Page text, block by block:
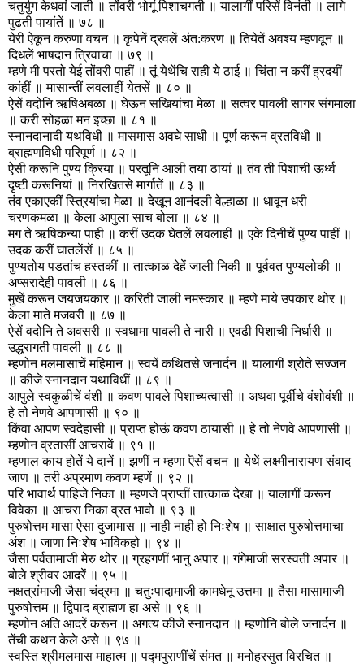
चतुर्युग केधवां जाती ॥ तोंवरी भोगूं पिशाचगती ॥ यालागीं परिसें विनंती ॥ लागे
पुढती पायांतें ॥ ७८ ॥
येरी ऐकून करुणा वचन ॥ कृपेनें द्रवलें अंत:करण ॥ तियेतें अवश्य म्हणवून ॥
दिधलें भाषदान त्रिवाचा ॥ ७९ ॥
म्हणे मी परतो येई तोंवरी पाहीं ॥ तूं येथेंचि राही ये ठाई ॥ चिंता न करीं ह्रदयीं
कांहीं ॥ मासान्तीं लवलाहीं येतसें ॥ ८० ॥
ऐसें वदोनि ऋषिअबळा ॥ घेऊन सखियांचा मेळा ॥ सत्वर पावली सागर संगमाला
॥ करी सोहळा मन इच्छा ॥ ८१ ॥
स्नानदानादी यथविधी ॥ मासमास अवघे साधी ॥ पूर्ण करून व्रतविधी ॥
ब्राह्मणविधी परिपूर्ण ॥ ८२ ॥
ऐसी करूनि पुण्य क्रिया ॥ परतूनि आली तया ठायां ॥ तंव ती पिशाची ऊर्ध्व
दृष्टी करूनियां ॥ निरखितसे मार्गातें ॥ ८३ ॥
तंव एकाएकीं स्त्रियांचा मेळा ॥ देखून आनंदली वेल्हाळा ॥ धावून धरी
चरणकमळा ॥ केला आपुला साच बोला ॥ ८४ ॥
मग ते ऋषिकन्या पाही ॥ करीं उदक घेतलें लवलाहीं ॥ एके दिनीचें पुण्य पाहीं ॥
उदक करीं घातलेंसें ॥ ८५ ॥
पुण्यतोय पडतांच हस्तकीं ॥ तात्काळ देहें जाली निकी ॥ पूर्ववत पुण्यलोकी ॥
अप्सरादेही पावली ॥ ८६ ॥
मुखें करून जयजयकार ॥ करिती जाली नमस्कार ॥ म्हणे माये उपकार थोर ॥
केला माते मजवरी ॥ ८७ ॥
ऐसें वदोनि ते अवसरी ॥ स्वधामा पावली ते नारी ॥ एवढी पिशाची निर्धारी ॥
उद्धरागती पावली ॥ ८८ ॥
म्हणोन मलमासाचें महिमान ॥ स्वयें कथितसे जनार्दन ॥ यालागीं श्रोते सज्जन
॥ कीजे स्नानदान यथाविधीं ॥ ८९ ॥
आपुले स्वकुळीचें वंशी ॥ कवण पावले पिशाच्यत्वासी ॥ अथवा पूर्वीचे वंशोवंशी ॥
हे तो नेणवे आपणासी ॥ ९० ॥
किंवा आपण स्वदेहासी ॥ प्राप्त होऊं कवण ठायासी ॥ हे तो नेणवे आपणासी ॥
म्हणोन व्रतासीं आचरावें ॥ ९१ ॥
म्हणाल काय होतें ये दानें ॥ झणीं न म्हणा ऎसें वचन ॥ येथें लक्ष्मीनारायण संवाद
जाण ॥ तरी अप्रमाण कवण म्हणें ॥ ९२ ॥
परि भावार्थ पाहिजे निका ॥ म्हणजे प्राप्तीं तात्काळ देखा ॥ यालागीं करून
विवेका ॥ आचरा निका व्रत भावो ॥ ९३ ॥
पुरुषोत्तम मासा ऐसा दुजामास ॥ नाही नाही हो निःशेष ॥ साक्षात पुरुषोत्तमाचा
अंश ॥ जाणा निःशेष भाविकहो ॥ ९४ ॥
जैसा पर्वतामाजी मेरु थोर ॥ ग्रहगणीं भानु अपार ॥ गंगेमाजी सरस्वती अपार ॥
बोले श्रीवर आदरें ॥ ९५ ॥
नक्षत्रांमाजी जैसा चंद्रमा ॥ चतुःपादामाजी कामधेनू उत्तमा ॥ तैसा मासामाजी
पुरुषोत्तम ॥ द्विपाद ब्राह्मण हा असे ॥ ९६ ॥
म्हणोन अति आदरें करून ॥ अगत्य कीजे स्नानदान ॥ म्हणोनि बोले जनार्दन ॥
तेंची कथन केले असे ॥ ९७ ॥
स्वस्ति श्रीमलमास माहात्म ॥ पद्मपुराणींचें संमत ॥ मनोहरसुत विरचित ॥